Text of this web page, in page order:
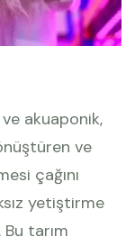
akuaponik,
ve
çağını
yetiştirme
tarım